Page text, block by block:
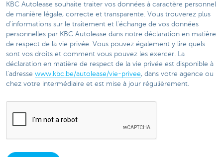
KBC Autolease souhaite traiter vos données à caractère personnel
de manière légale, correcte et transparente. Vous trouverez plus
d'informations sur le traitement et l'échange de vos données
personnelles par KBC Autolease dans notre déclaration en matière
de respect de la vie privée. Vous pouvez également y lire quels
sont vos droits et comment vous pouvez les exercer. La
déclaration en matière de respect de la vie privée est disponible à
l'adresse www.kbc.be/autolease/vie-privee, dans votre agence ou
chez votre intermédiaire et est mise à jour régulièrement.​